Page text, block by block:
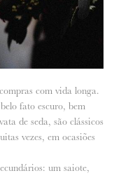
com vida longa.
fato escuro, bem
de seda, são clássicos
vezes, em ocasiões
um saiote,